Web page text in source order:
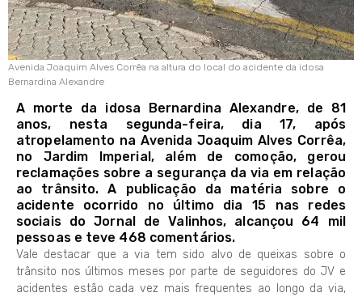
Avenida Joaquim Alves Corrêa na altura do local do acidente da idosa
Bernardina Alexandre
A morte da idosa Bernardina Alexandre, de 81
anos, nesta segunda-feira, dia 17, após
atropelamento na Avenida Joaquim Alves Corrêa,
no Jardim Imperial, além de comoção, gerou
reclamações sobre a segurança da via em relação
ao trânsito. A publicação da matéria sobre o
acidente ocorrido no último dia 15 nas redes
sociais do Jornal de Valinhos, alcançou 64 mil
pessoas e teve 468 comentários.
Vale destacar que a via tem sido alvo de queixas sobre o
trânsito nos últimos meses por parte de seguidores do JV e
acidentes estão cada vez mais frequentes ao longo da via,